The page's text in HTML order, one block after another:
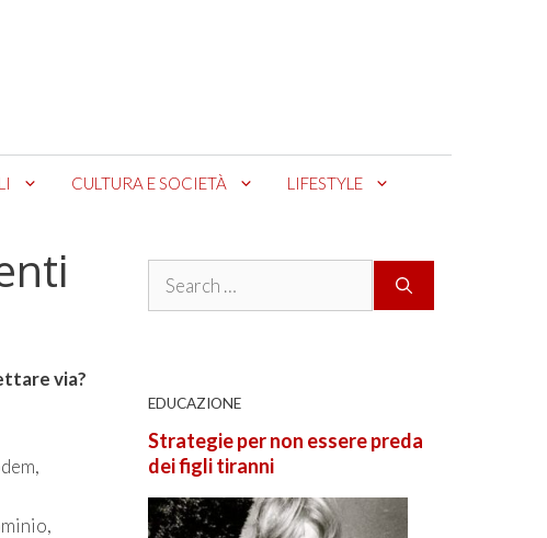
CULTURA E SOCIETÀ LIFESTYLE
via?
Search
EDUCAZIONE
Strategie per non essere preda
dei figli tiranni